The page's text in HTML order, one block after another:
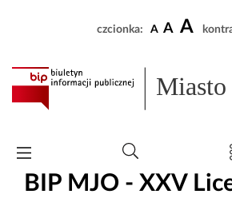
czcionka: A A A
BIP MJO - XXV